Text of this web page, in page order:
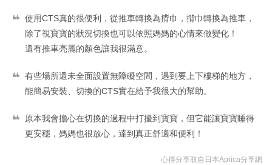
使用CTS真的很便利，從推車轉換為揹巾，揹巾轉換為推車，
除了視寶寶的狀況切換也可以依照媽媽的心情來做變化！
還有推車亮麗的顏色讓我很滿意。
有些場所還未全面設置無障礙空間，遇到要上下樓梯的地方，
能簡易安裝、切換的CTS實在給予我很大的幫助。
原本我會擔心在切換的過程中打擾到寶寶，但它能讓寶寶睡得
更安穩，媽媽也很放心，達到真正舒適和便利！
心得分享取自日本Aprica分享網